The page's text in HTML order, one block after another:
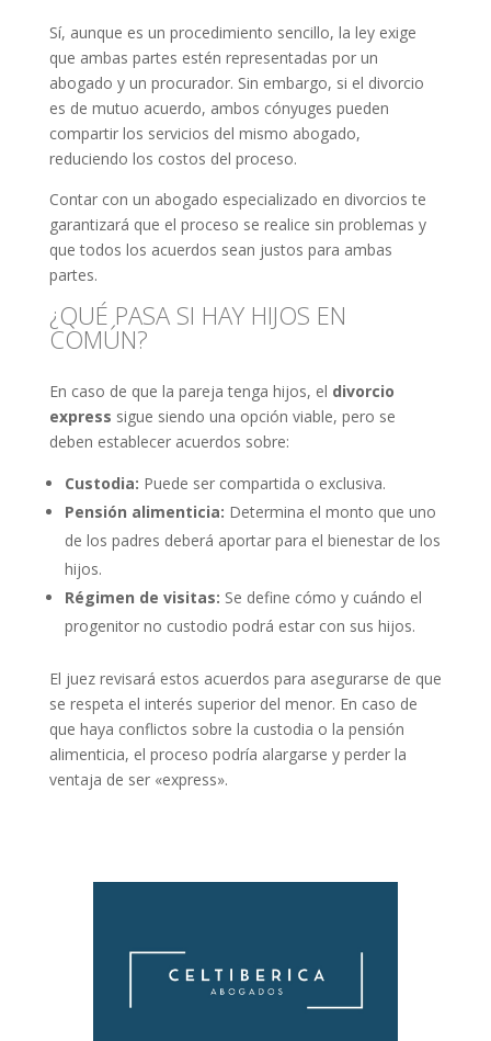
Sí, aunque es un procedimiento sencillo, la ley exige
que ambas partes estén representadas por un
abogado y un procurador. Sin embargo, si el divorcio
es de mutuo acuerdo, ambos cónyuges pueden
compartir los servicios del mismo abogado,
reduciendo los costos del proceso.
Contar con un abogado especializado en divorcios te
garantizará que el proceso se realice sin problemas y
que todos los acuerdos sean justos para ambas
partes.
¿QUÉ PASA SI HAY HIJOS EN
COMÚN?
En caso de que la pareja tenga hijos, el divorcio
express sigue siendo una opción viable, pero se
deben establecer acuerdos sobre:
Custodia: Puede ser compartida o exclusiva.
Pensión alimenticia: Determina el monto que uno
de los padres deberá aportar para el bienestar de los
hijos.
Régimen de visitas: Se define cómo y cuándo el
progenitor no custodio podrá estar con sus hijos.
El juez revisará estos acuerdos para asegurarse de que
se respeta el interés superior del menor. En caso de
que haya conflictos sobre la custodia o la pensión
alimenticia, el proceso podría alargarse y perder la
ventaja de ser «express».